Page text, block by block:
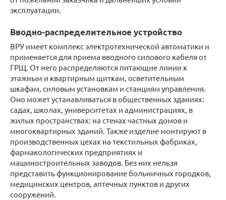
эксплуатации.
Вводно-распределительное устройство
ВРУ имеет комплекс электротехнической автоматики и
применяется для приема вводного силового кабеля от
ГРЩ. От него распределяются питающие линии к
этажным и квартирным щиткам, осветительным
шкафам, силовым установкам и станциям управления.
Оно может устанавливаться в общественных зданиях:
садах, школах, университетах и администрациях, в
жилых пространствах: на стенах частных домов и
многоквартирных зданий. Также изделие монтируют в
производственных цехах на текстильных фабриках,
фармакологических предприятиях и
машиностроительных заводов. Без них нельзя
представить функционирование больничных городков,
медицинских центров, аптечных пунктов и других
сооружений.